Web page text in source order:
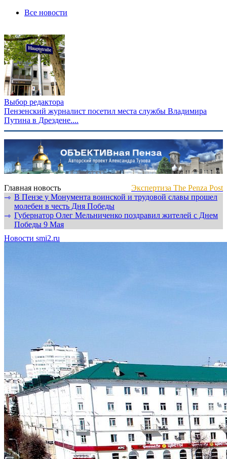
Все новости
Выбор редактора
Пензенский журналист посетил места службы Владимира
Путина в Дрездене....
Главная новость
Экспертиза The Penza Post
⇾ В Пензе у Монумента воинской и трудовой славы прошел
молебен в честь Дня Победы
⇾ Губернатор Олег Мельниченко поздравил жителей с Днем
Победы 9 Мая
Новости smi2.ru